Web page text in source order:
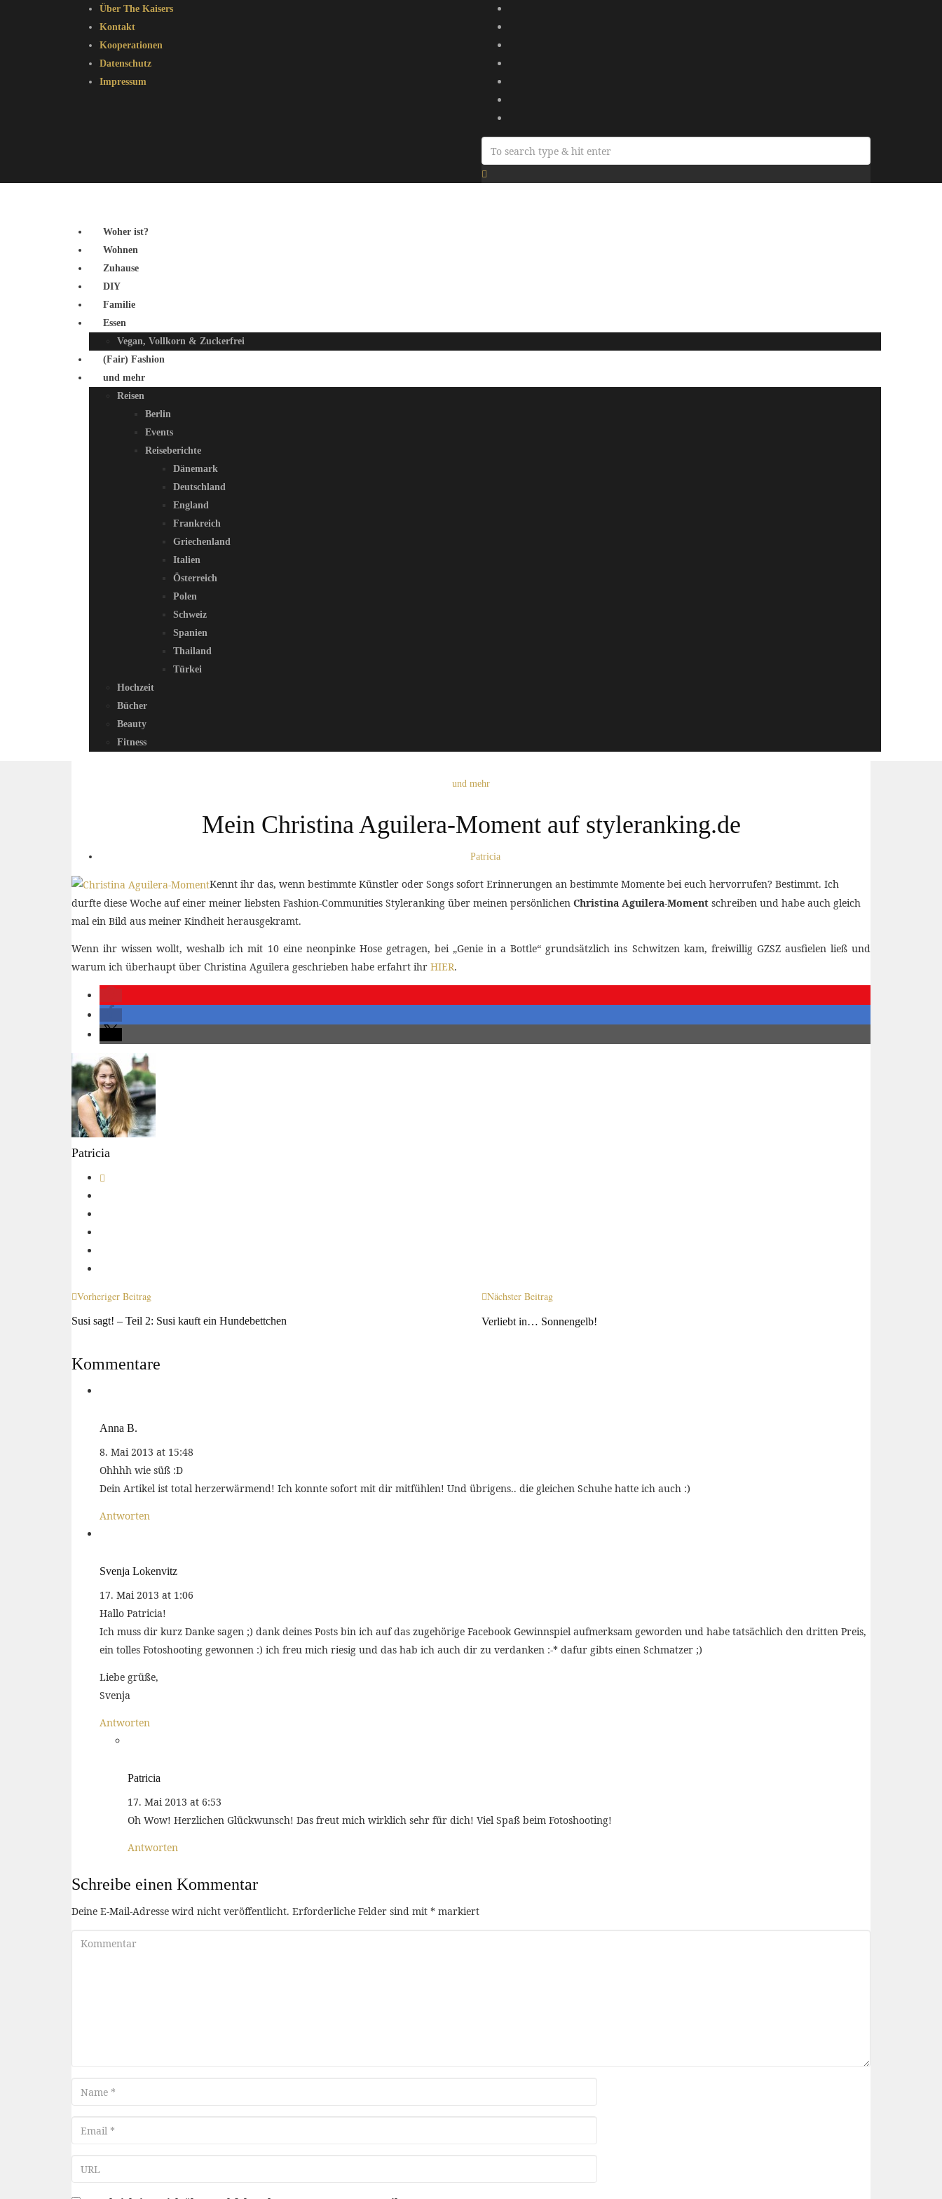
Über The Kaisers
Kontakt
Kooperationen
Datenschutz
Impressum
Woher ist?
Wohnen
Zuhause
DIY
Familie
Essen
Vegan, Vollkorn & Zuckerfrei
(Fair) Fashion
und mehr
Reisen
Berlin
Events
Reiseberichte
Dänemark
Deutschland
England
Frankreich
Griechenland
Italien
Österreich
Polen
Schweiz
Spanien
Thailand
Türkei
Hochzeit
Bücher
Beauty
Fitness
und mehr
Mein Christina Aguilera-Moment auf styleranking.de
Patricia
Kennt ihr das, wenn bestimmte Künstler oder Songs sofort Erinnerungen an bestimmte Momente bei euch hervorrufen? Bestimmt. Ich
durfte diese Woche auf einer meiner liebsten Fashion-Communities Styleranking über meinen persönlichen Christina Aguilera-Moment schreiben und habe auch gleich
mal ein Bild aus meiner Kindheit herausgekramt.
Wenn ihr wissen wollt, weshalb ich mit 10 eine neonpinke Hose getragen, bei „Genie in a Bottle“ grundsätzlich ins Schwitzen kam, freiwillig GZSZ ausfielen ließ und
warum ich überhaupt über Christina Aguilera geschrieben habe erfahrt ihr HIER.
Patricia
Vorheriger Beitrag
Susi sagt! – Teil 2: Susi kauft ein Hundebettchen
Nächster Beitrag
Verliebt in… Sonnengelb!
Kommentare
Anna B.
8. Mai 2013 at 15:48
Ohhhh wie süß :D
Dein Artikel ist total herzerwärmend! Ich konnte sofort mit dir mitfühlen! Und übrigens.. die gleichen Schuhe hatte ich auch :)
Antworten
Svenja Lokenvitz
17. Mai 2013 at 1:06
Hallo Patricia!
Ich muss dir kurz Danke sagen ;) dank deines Posts bin ich auf das zugehörige Facebook Gewinnspiel aufmerksam geworden und habe tatsächlich den dritten Preis,
ein tolles Fotoshooting gewonnen :) ich freu mich riesig und das hab ich auch dir zu verdanken :-* dafur gibts einen Schmatzer ;)
Liebe grüße,
Svenja
Antworten
Patricia
17. Mai 2013 at 6:53
Oh Wow! Herzlichen Glückwunsch! Das freut mich wirklich sehr für dich! Viel Spaß beim Fotoshooting!
Antworten
Schreibe einen Kommentar
Deine E-Mail-Adresse wird nicht veröffentlicht. Erforderliche Felder sind mit * markiert
Kommentar
Name
Email